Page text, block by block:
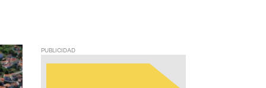
PUBLICIDAD